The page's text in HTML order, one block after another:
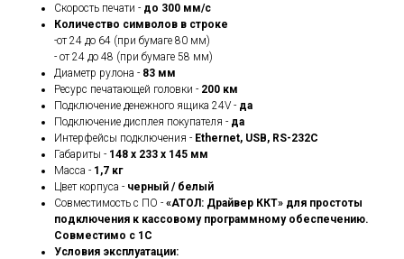
Скорость печати - до 300 мм/с
Количество символов в строке
-от 24 до 64 (при бумаге 80 мм)
- от 24 до 48 (при бумаге 58 мм)
Диаметр рулона - 83 мм
Ресурс печатающей головки - 200 км
Подключение денежного ящика 24V - да
Подключение дисплея покупателя - да
Интерфейсы подключения - Ethernet, USB, RS-232C
Габариты - 148 х 233 х 145 мм
Масса - 1,7 кг
Цвет корпуса - черный / белый
Совместимость с ПО - «АТОЛ: Драйвер ККТ» для простоты
подключения к кассовому программному обеспечению.
Совместимо с 1С
Условия эксплуатации: